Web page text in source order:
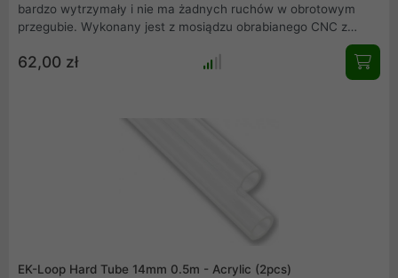
bardzo wytrzymały i nie ma żadnych ruchów w obrotowym
przegubie. Wykonany jest z mosiądzu obrabianego CNC z
wysokiej jakości czarnym wykończeniem, a uszczelka jest
wykonana z wysokiej jakości gumowych O-ringów. Jest to
niezwykle bezpieczny i wytrzymały element, który przetrwa
złączki z gwintem G1/4 cala, aby rozszerzyć możliwości rur w
62,00 zł
EK-Loop Hard Tube 14mm 0.5m - Acrylic (2pcs)